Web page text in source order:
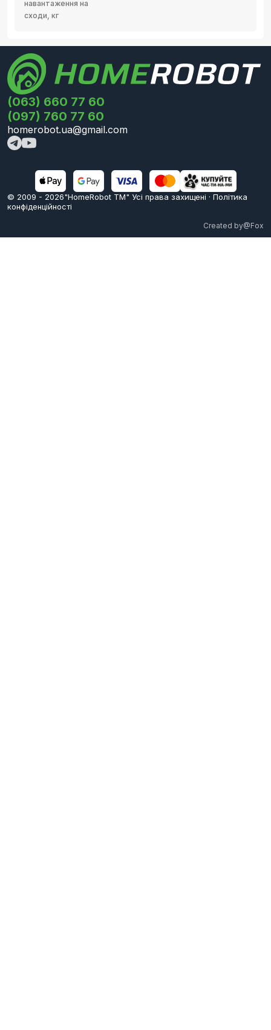
навантаження на
сходи, кг
(063) 660 77 60
(097) 760 77 60
homerobot.ua@gmail.com
© 2009 - 2026"HomeRobot ТМ" Усi права захищені · Політика
конфіденційності
Created by@Fox